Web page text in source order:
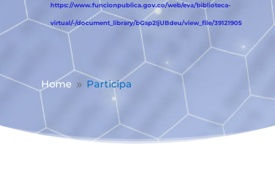
https://www.funcionpublica.gov.co/web/eva/biblioteca-
virtual/-/document_library/bGsp2IjUBdeu/view_file/39121905
Home 9 Participa